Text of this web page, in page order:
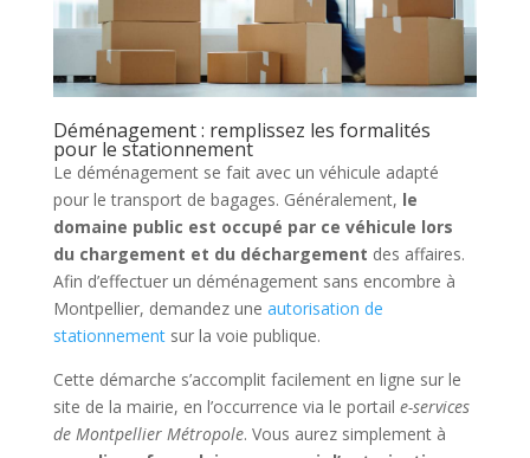
Déménagement : remplissez les formalités
pour le stationnement
Le déménagement se fait avec un véhicule adapté
pour le transport de bagages. Généralement, le
domaine public est occupé par ce véhicule lors
du chargement et du déchargement des affaires.
Afin d’effectuer un déménagement sans encombre à
Montpellier, demandez une autorisation de
stationnementsur la voie publique.
Cette démarche s’accomplit facilement en ligne sur le
site de la mairie, en l’occurrence via le portail e-services
de Montpellier Métropole. Vous aurez simplement à